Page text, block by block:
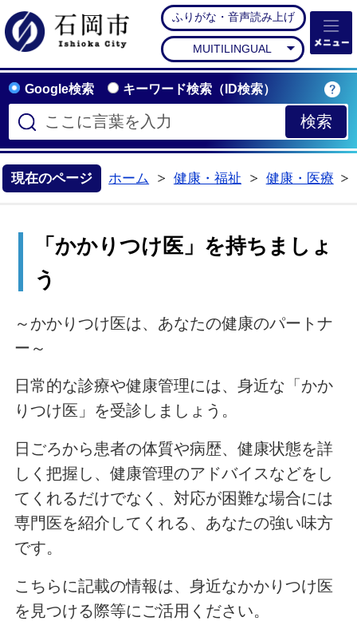
石岡市公式ホームペー
ふりがな・音声読み上げ
MUITILINGUAL
Google検索 キーワード検索（ID検索）
現在のページ ホーム
健康・福祉
健康・医療
「かかりつけ医」を持ちましょ
う
～かかりつけ医は、あなたの健康のパートナ
ー～
日常的な診療や健康管理には、身近な「かか
りつけ医」を受診しましょう。
日ごろから患者の体質や病歴、健康状態を詳
しく把握し、健康管理のアドバイスなどをし
てくれるだけでなく、対応が困難な場合には
専門医を紹介してくれる、あなたの強い味方
です。
こちらに記載の情報は、身近なかかりつけ医
を見つける際等にご活用ください。